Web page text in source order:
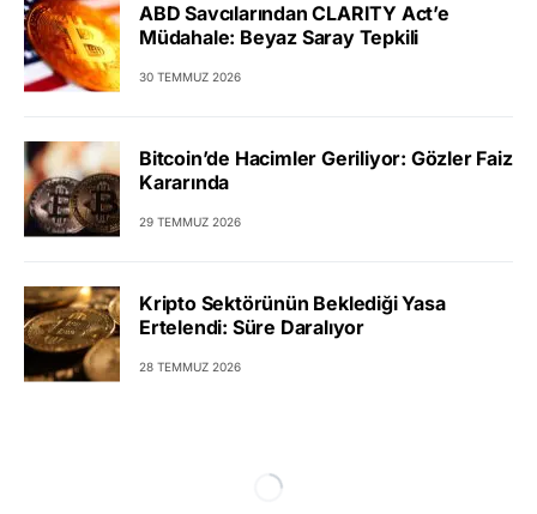
ABD Savcılarından CLARITY Act’e
Müdahale: Beyaz Saray Tepkili
30 TEMMUZ 2026
Bitcoin’de Hacimler Geriliyor: Gözler Faiz
Kararında
29 TEMMUZ 2026
Kripto Sektörünün Beklediği Yasa
Ertelendi: Süre Daralıyor
28 TEMMUZ 2026